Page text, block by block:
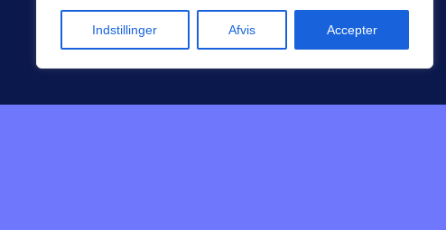
Indstillinger Afvis Accepter
STØT OS BLIV MEDLEM